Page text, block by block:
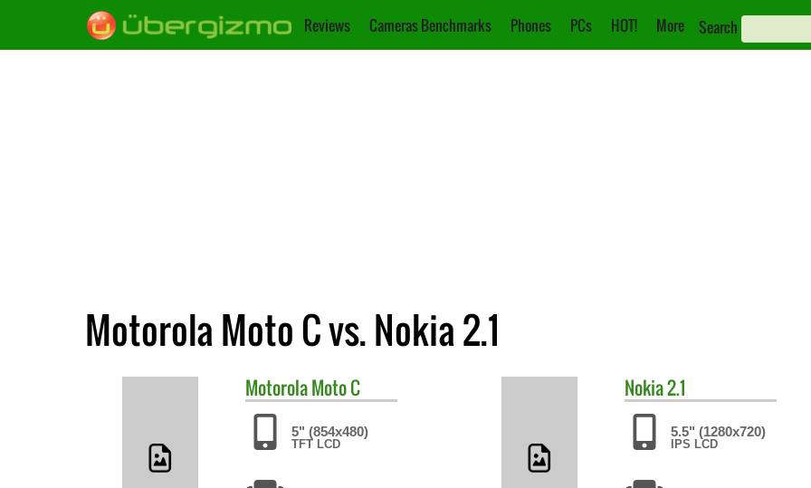
Reviews Cameras Benchmarks Phones PCs HOT! More Search
Motorola Moto C vs. Nokia 2.1
MotorolaMoto C
5" (854x480)
TFT LCD
Nokia2.1
5.5" (1280x720)
IPS LCD